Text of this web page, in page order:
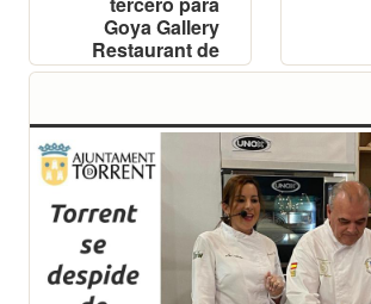
Goya Gallery
Restaurant de
Valencia